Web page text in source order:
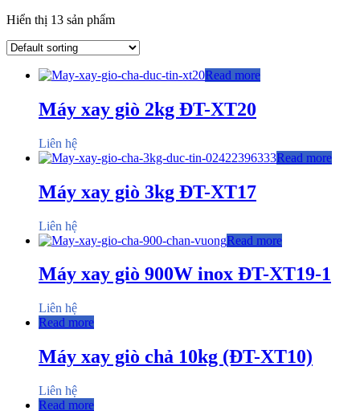
Hiển thị 13 sản phẩm
Read more
Máy xay giò 2kg ĐT-XT20
Liên hệ
Read more
Máy xay giò 3kg ĐT-XT17
Liên hệ
Read more
Máy xay giò 900W inox ĐT-XT19-1
Liên hệ
Read more
Máy xay giò chả 10kg (ĐT-XT10)
Liên hệ
Read more